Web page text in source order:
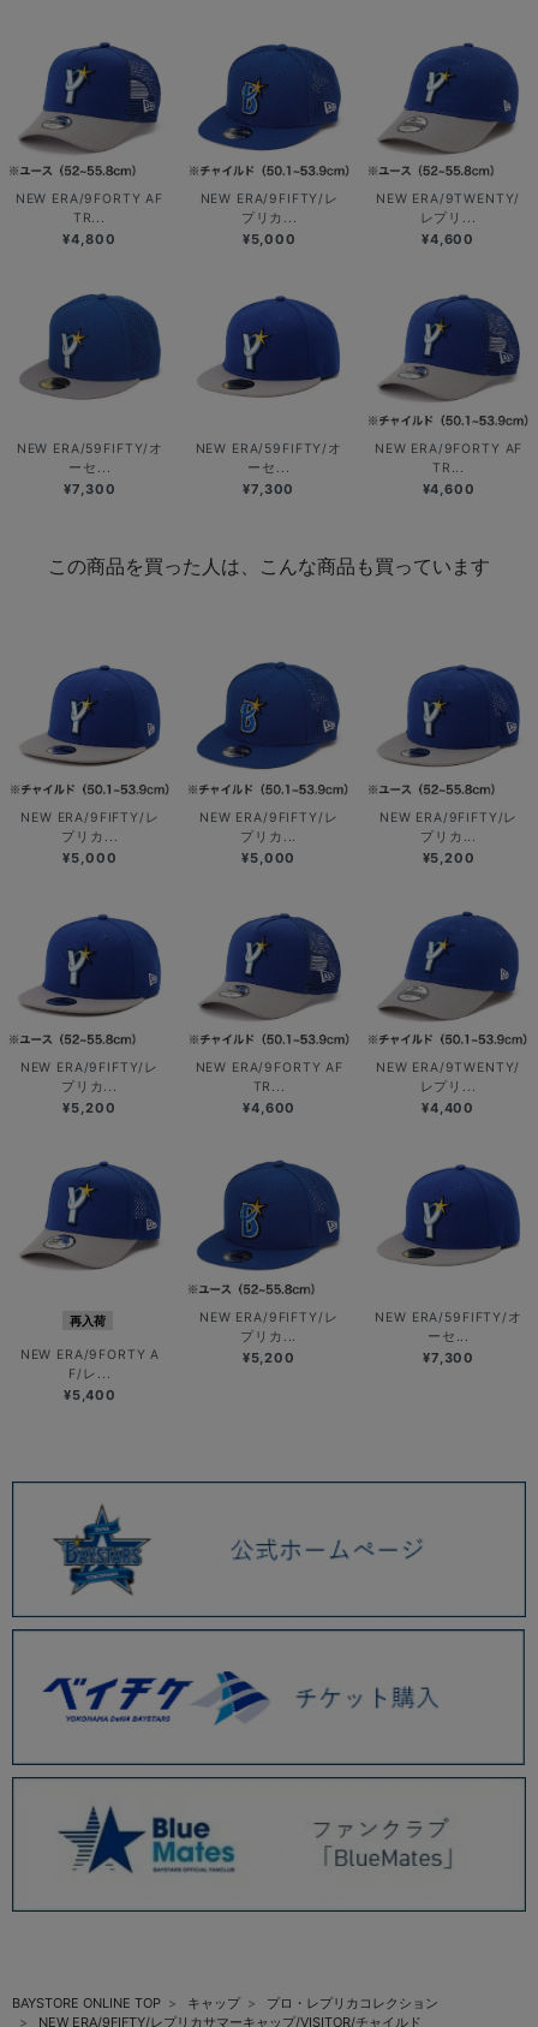
NEW ERA/9FORTY AF
TR...
¥4,800
NEW ERA/9FIFTY/レ
プリカ...
¥5,000
NEW ERA/9TWENTY/
レプリ...
¥4,600
NEW ERA/59FIFTY/オ
ーセ...
¥7,300
NEW ERA/59FIFTY/オ
ーセ...
¥7,300
NEW ERA/9FORTY AF
TR...
¥4,600
この商品を買った人は、こんな商品も買っています
NEW ERA/9FIFTY/レ
プリカ...
¥5,000
NEW ERA/9FIFTY/レ
プリカ...
¥5,000
NEW ERA/9FIFTY/レ
プリカ...
¥5,200
NEW ERA/9FIFTY/レ
プリカ...
¥5,200
NEW ERA/9FORTY AF
TR...
¥4,600
NEW ERA/9TWENTY/
レプリ...
¥4,400
再入荷
NEW ERA/9FORTY A
F/レ...
¥5,400
NEW ERA/9FIFTY/レ
プリカ...
¥5,200
NEW ERA/59FIFTY/オ
ーセ...
¥7,300
BAYSTORE ONLINE TOP キャップ
プロ・レプリカコレクション
NEW ERA/9FIFTY/レプリカサマーキャップ/VISITOR/チャイルド